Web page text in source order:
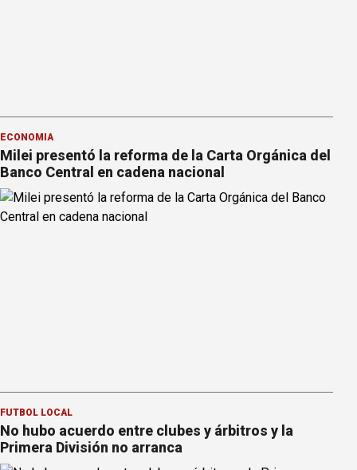
ECONOMÍA
Milei presentó la reforma de la Carta Orgánica del
Banco Central en cadena nacional
FÚTBOL LOCAL
No hubo acuerdo entre clubes y árbitros y la
Primera División no arranca